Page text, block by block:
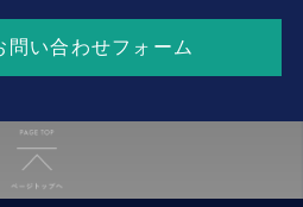
問い合わせフォーム